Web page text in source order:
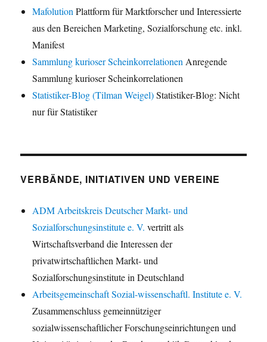
Mafolution Plattform für Marktforscher und Interessierte
aus den Bereichen Marketing, Sozialforschung etc. inkl.
Manifest
Sammlung kurioser Scheinkorrelationen Anregende
Sammlung kurioser Scheinkorrelationen
Statistiker-Blog (Tilman Weigel)Statistiker-Blog: Nicht
nur für Statistiker
VERBÄNDE, INITIATIVEN UND VEREINE
ADM Arbeitskreis Deutscher Markt- und
Sozialforschungsinstitute e. V. vertritt als
Wirtschaftsverband die Interessen der
privatwirtschaftlichen Markt- und
Sozialforschungsinstitute in Deutschland
Arbeitsgemeinschaft Sozial-wissenschaftl. Institute e. V.
Zusammenschluss gemeinnütziger
sozialwissenschaftlicher Forschungseinrichtungen und